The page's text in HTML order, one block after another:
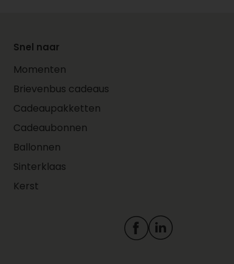
Snel naar
Momenten
Brievenbus cadeaus
Cadeaupakketten
Cadeaubonnen
Ballonnen
Sinterklaas
Kerst